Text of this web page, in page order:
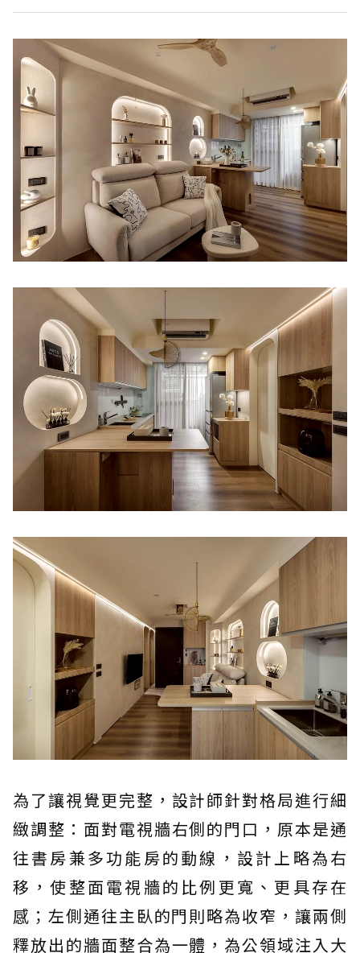
為了讓視覺更完整，設計師針對格局進行細
緻調整：面對電視牆右側的門口，原本是通
往書房兼多功能房的動線，設計上略為右
移，使整面電視牆的比例更寬、更具存在
感；左側通往主臥的門則略為收窄，讓兩側
釋放出的牆面整合為一體，為公領域注入大